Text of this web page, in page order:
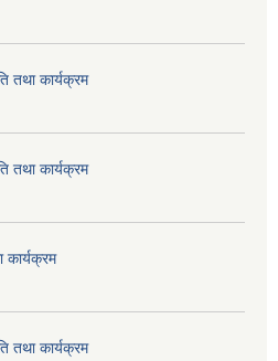
कार्यक्रम
कार्यक्रम
कार्यक्रम